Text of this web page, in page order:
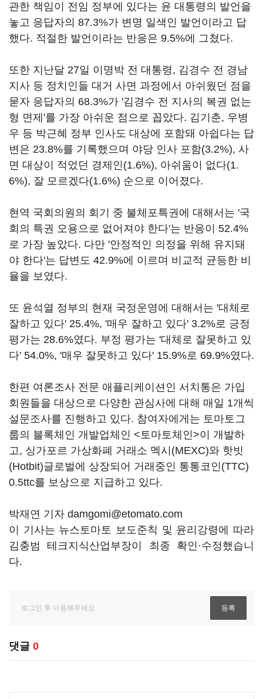
관한 책임이 전임 정부에 있다는 윤 대통령의 발언을
놓고 응답자의 87.3%가 변명 일색인 발언이라고 답
했다. 적절한 발언이라는 반응은 9.5%에 그쳤다.
또한 지난달 27일 이명박 전 대통령, 김경수 전 경남
지사 등 정치인들 대거 사면 과정에서 아쉬웠던 점을
묻자 응답자의 68.3%가 '김경수 전 지사의 복권 없는
형 면제'를 가장 아쉬운 점으로 꼽았다. 김기춘, 우병
우 등 박근혜 정부 인사도 대상에 포함돼 아쉽다는 답
변은 23.8%를 기록했으며 야당 인사 포함(3.2%), 사
면 대상이 적었던 경제인(1.6%), 아쉬움이 없다(1.
6%), 잘 모르겠다(1.6%) 순으로 이어졌다.
현역 국회의원의 회기 중 불체포특권에 대해서는 '국
회의 특권 오용으로 없어져야 한다'는 반응이 52.4%
로 가장 높았다. 다만 '안정적인 의정을 위해 유지돼
야 한다'는 답변도 42.9%에 이르며 비교적 균등한 비
율을 보였다.
또 윤석열 정부의 현재 국정운영에 대해서는 '대체로
잘하고 있다' 25.4%, '매우 잘하고 있다' 3.2%로 긍정
평가는 28.6%였다. 부정 평가는 '대체로 잘못하고 있
다' 54.0%, '매우 잘못하고 있다' 15.9%로 69.9%였다.
한편 여론조사 전문 애플리케이션인 서치통은 가입
회원들을 대상으로 다양한 관심사에 대해 매일 1개씩
설문조사를 진행하고 있다. 참여자에게는 토마토그
룹의 블록체인 개발업체인 <토마토체인>이 개발하
고, 싱가포르 가상화폐 거래소 멕시(MEXC)와 핫빗
(Hotbit)글로벌에 상장되어 거래중인 통통코인(TTC)
0.5ttc를 보상으로 지급하고 있다.
박재연 기자 damgomi@etomato.com
이 기사는 뉴스토마토 보도준칙 및 윤리강령에 따라
김충범 테크지식산업부장이 최종 확인·수정했습니
다.
댓글 0